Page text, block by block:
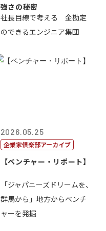
強さの秘密
社長目線で考える 金勘定
のできるエンジニア集団
2026.05.25
企業家倶楽部アーカイブ
【ベンチャー・リポート】
「ジャパニーズドリームを、
群馬から」地方からベンチ
ャーを発掘